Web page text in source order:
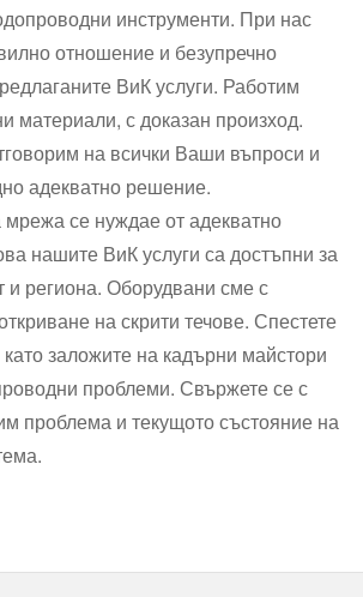
инструменти. При нас
отношение и безупречно
ВиК услуги. Работим
материали, с доказан произход.
на всички Ваши въпроси и
адекватно решение.
се нуждае от адекватно
нашите ВиК услуги са достъпни за
и региона. Оборудвани сме с
на скрити течове. Спестете
заложите на кадърни майстори
проблеми. Свържете се с
проблема и текущото състояние на